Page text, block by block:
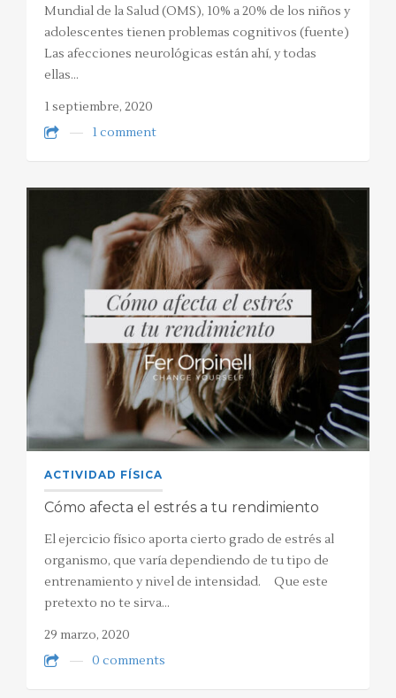
Mundial de la Salud (OMS), 10% a 20% de los niños y
adolescentes tienen problemas cognitivos (fuente)
Las afecciones neurológicas están ahí, y todas
ellas…
1 septiembre, 2020
1 comment
ACTIVIDAD FÍSICA
Cómo afecta el estrés a tu rendimiento
El ejercicio físico aporta cierto grado de estrés al
organismo, que varía dependiendo de tu tipo de
entrenamiento y nivel de intensidad. Que este
pretexto no te sirva…
29 marzo, 2020
0 comments